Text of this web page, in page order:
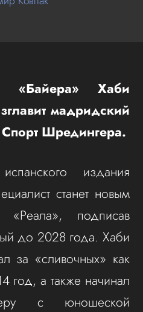
«Байера» Хаби
мадридский
Шредингера.
издания
станет новым
«Реала», подписав
до 2028 года. Хаби
за «сливочных» как
год, а также начинал
с юношеской